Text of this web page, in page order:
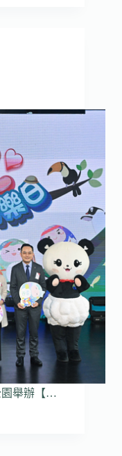
園舉辦【…